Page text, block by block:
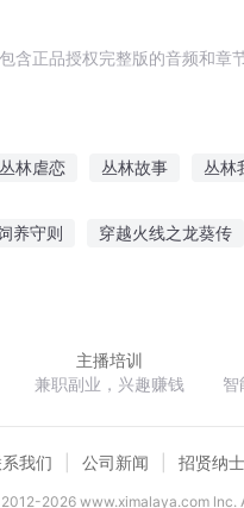
含正品授权完整版的音频和章
丛林虐恋 丛林故事 丛林
养守则 穿越火线之龙葵传
主播培训
兼职副业，兴趣赚钱
智
我们 公司新闻 招贤纳士
2026www.ximalaya.com lnc.